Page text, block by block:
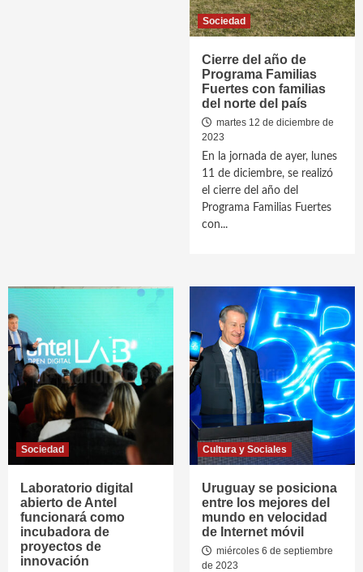
Sociedad
Cierre del año de
Programa Familias
Fuertes con familias
del norte del país
martes 12 de diciembre de
2023
En la jornada de ayer, lunes
11 de diciembre, se realizó
el cierre del año del
Programa Familias Fuertes
con...
Sociedad
Laboratorio digital
abierto de Antel
funcionará como
incubadora de
proyectos de
innovación
Cultura y Sociales
Uruguay se posiciona
entre los mejores del
mundo en velocidad
de Internet móvil
miércoles 6 de septiembre
de 2023